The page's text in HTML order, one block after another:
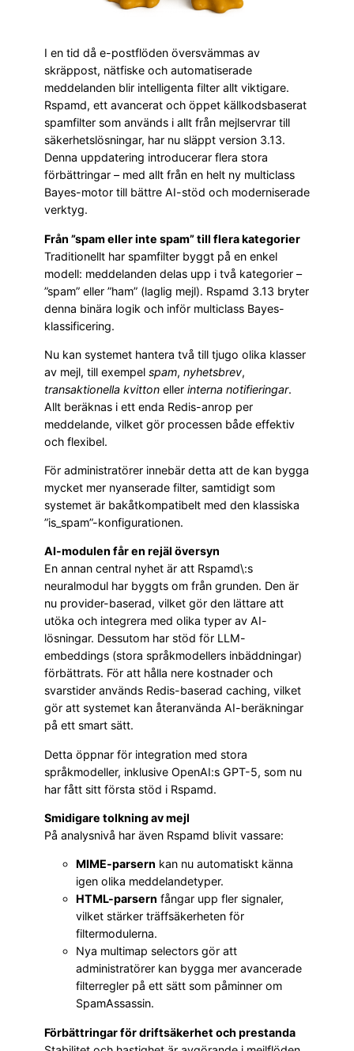
I en tid då e-postflöden översvämmas av
skräppost, nätfiske och automatiserade
meddelanden blir intelligenta filter allt viktigare.
Rspamd, ett avancerat och öppet källkodsbaserat
spamfilter som används i allt från mejlservrar till
säkerhetslösningar, har nu släppt version 3.13.
Denna uppdatering introducerar flera stora
förbättringar – med allt från en helt ny multiclass
Bayes-motor till bättre AI-stöd och moderniserade
verktyg.
Från ”spam eller inte spam” till flera kategorier
Traditionellt har spamfilter byggt på en enkel
modell: meddelanden delas upp i två kategorier –
”spam” eller ”ham” (laglig mejl). Rspamd 3.13 bryter
denna binära logik och inför multiclass Bayes-
klassificering.
Nu kan systemet hantera två till tjugo olika klasser
av mejl, till exempel spam, nyhetsbrev,
transaktionella kvitton eller interna notifieringar.
Allt beräknas i ett enda Redis-anrop per
meddelande, vilket gör processen både effektiv
och flexibel.
För administratörer innebär detta att de kan bygga
mycket mer nyanserade filter, samtidigt som
systemet är bakåtkompatibelt med den klassiska
”is_spam”-konfigurationen.
AI-modulen får en rejäl översyn
En annan central nyhet är att Rspamd\:s
neuralmodul har byggts om från grunden. Den är
nu provider-baserad, vilket gör den lättare att
utöka och integrera med olika typer av AI-
lösningar. Dessutom har stöd för LLM-
embeddings (stora språkmodellers inbäddningar)
förbättrats. För att hålla nere kostnader och
svarstider används Redis-baserad caching, vilket
gör att systemet kan återanvända AI-beräkningar
på ett smart sätt.
Detta öppnar för integration med stora
språkmodeller, inklusive OpenAI:s GPT-5, som nu
har fått sitt första stöd i Rspamd.
Smidigare tolkning av mejl
På analysnivå har även Rspamd blivit vassare:
MIME-parsern kan nu automatiskt känna
igen olika meddelandetyper.
HTML-parsern fångar upp fler signaler,
vilket stärker träffsäkerheten för
filtermodulerna.
Nya multimap selectors gör att
administratörer kan bygga mer avancerade
filterregler på ett sätt som påminner om
SpamAssassin.
Förbättringar för driftsäkerhet och prestanda